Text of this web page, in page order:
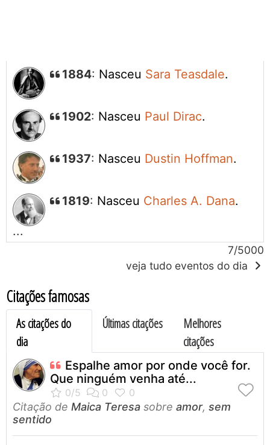
1884: Nasceu Sara Teasdale.
1902: Nasceu Paul Dirac.
1937: Nasceu Dustin Hoffman.
1819: Nasceu Charles A. Dana.
7/5000
veja tudo eventos do dia
Citações famosas
As citações do
dia
Últimas citações
Melhores
citações
Espalhe amor por onde você for.
Que ninguém venha até...
Citação de Maica Teresa sobre amor, sem
sentido